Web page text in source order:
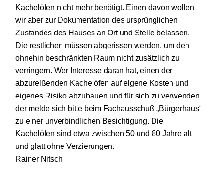
Kachelöfen nicht mehr benötigt. Einen davon wollen
wir aber zur Dokumentation des ursprünglichen
Zustandes des Hauses an Ort und Stelle belassen.
Die restlichen müssen abgerissen werden, um den
ohnehin beschränkten Raum nicht zusätzlich zu
verringern. Wer Interesse daran hat, einen der
abzureißenden Kachelöfen auf eigene Kosten und
eigenes Risiko abzubauen und für sich zu verwenden,
der melde sich bitte beim Fachausschuß „Bürgerhaus“
zu einer unverbindlichen Besichtigung. Die
Kachelöfen sind etwa zwischen 50 und 80 Jahre alt
und glatt ohne Verzierungen.
Rainer Nitsch